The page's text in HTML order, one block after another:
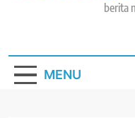
berita
MENU